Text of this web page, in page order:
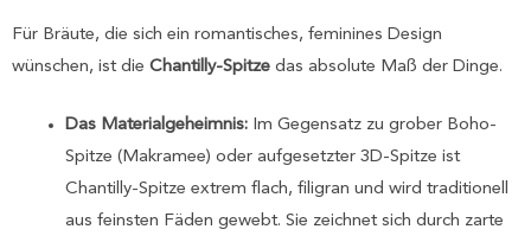
Für Bräute, die sich ein romantisches, feminines Design
wünschen, ist die Chantilly-Spitze das absolute Maß der Dinge.
Das Materialgeheimnis: Im Gegensatz zu grober Boho-
Spitze (Makramee) oder aufgesetzter 3D-Spitze ist
Chantilly-Spitze extrem flach, filigran und wird traditionell
aus feinsten Fäden gewebt. Sie zeichnet sich durch zarte